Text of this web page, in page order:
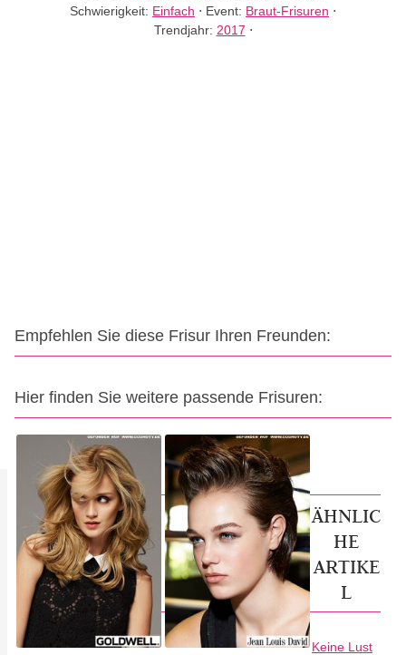
Schwierigkeit: Einfach ⋅ Event: Braut-Frisuren ⋅
Trendjahr: 2017 ⋅
Empfehlen Sie diese Frisur Ihren Freunden:
Hier finden Sie weitere passende Frisuren:
ÄHNLIC
HE
ARTIKE
L
Keine Lust